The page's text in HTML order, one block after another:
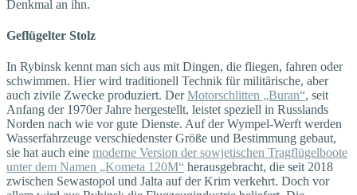
Denkmal an ihn.
Geflügelter Stolz
In Rybinsk kennt man sich aus mit Dingen, die fliegen, fahren oder
schwimmen. Hier wird traditionell Technik für militärische, aber
auch zivile Zwecke produziert. DerMotorschlitten „Buran“, seit
Anfang der 1970er Jahre hergestellt, leistet speziell in Russlands
Norden nach wie vor gute Dienste. Auf der Wympel-Werft werden
Wasserfahrzeuge verschiedenster Größe und Bestimmung gebaut,
sie hat auch eine moderne Version der sowjetischen Tragflügelboote
unter dem Namen „Kometa 120M“ herausgebracht, die seit 2018
zwischen Sewastopol und Jalta auf der Krim verkehrt. Doch vor